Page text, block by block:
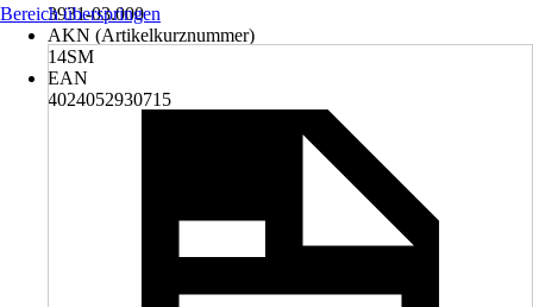
3931-03.000
AKN (Artikelkurznummer)
14SM
EAN
4024052930715
Bereich überspringen